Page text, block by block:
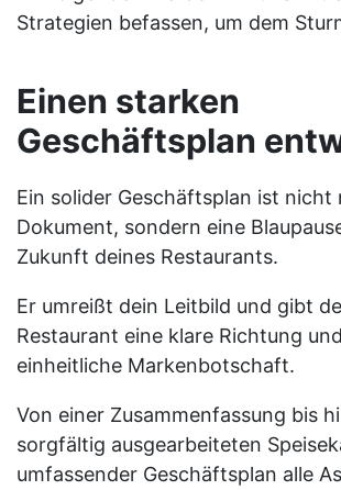
Strategien befassen, um dem
Einen starken
Geschäftsplan
Ein solider Geschäftsplan ist nicht
Dokument, sondern eine
Zukunft deines Restaurants.
Er umreißt dein Leitbild und gibt
Restaurant eine klare Richtung
einheitliche Markenbotschaft.
Von einer Zusammenfassung bis
sorgfältig ausgearbeiteten
umfassender Geschäftsplan alle